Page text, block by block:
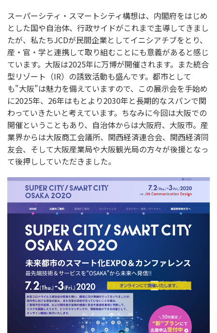
スーパーシティ・スマートシティ構想は、内閣府をはじめ
とした国や自治体、行政サイドがこれまで主導してきまし
たが、私たちJCDが民間企業としてイニシアチブをとり、
産・官・学と連携して取り組むことにも意義があると感じ
ています。大阪は2025年に万博が開催されます。また統合
型リゾート（IR）の誘致活動も盛んです。都市として
も"大阪"は魅力を備えていますので、この展示会を手始め
に2025年、26年はもとより2030年と長期的なスパンで関
わっていきたいと考えています。ちなみに今回は大阪での
開催ということもあり、自治体からは大阪府、大阪市。産
業界からは大阪商工会議所、関西経済連合会、関西経済同
友会、そして大阪産業局や大阪観光局の方々が後援となっ
て後押ししていただきました。